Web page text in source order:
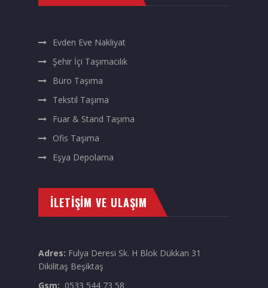
Evden Eve Nakliyat
Şehir İçi Taşımacılık
Büro Taşıma
Tekstil Taşıma
Fuar & Stand Taşıma
Ofis Taşıma
Eşya Depolama
İLETIŞIM VE ULAŞIM
Adres: Fulya Deresi Sk. H Blok Dükkan 31
Dikilitaş Beşiktaş
Gsm: 0533 544 73 58